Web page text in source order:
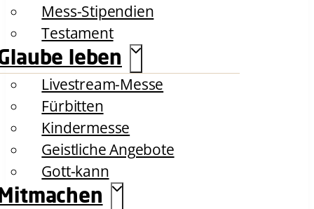
Mess-Stipendien
Testament
leben
Livestream-Messe
Fürbitten
Kindermesse
Geistliche Angebote
Gott-kann